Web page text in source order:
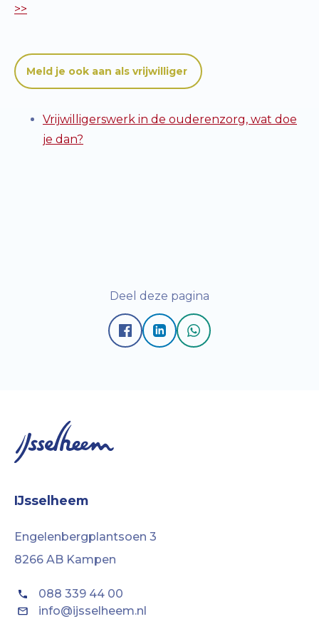
>>
Meld je ook aan als vrijwilliger
Vrijwilligerswerk in de ouderenzorg, wat doe
je dan?
Deel deze pagina
IJsselheem
Engelenbergplantsoen 3
8266 AB Kampen
088 339 44 00
info@ijsselheem.nl